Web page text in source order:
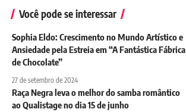
Você pode se interessar
Sophia Eldo: Crescimento no Mundo Artístico e
Ansiedade pela Estreia em “A Fantástica Fábrica
de Chocolate”
27 de setembro de 2024
Raça Negra leva o melhor do samba romântico
ao Qualistage no dia 15 de junho